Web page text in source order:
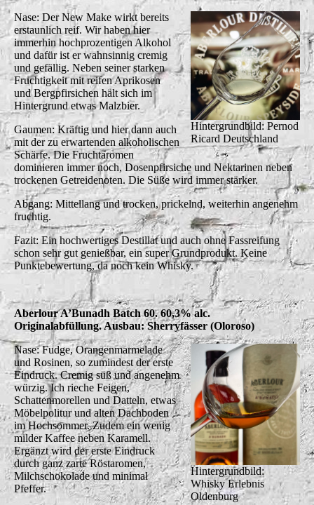
Hintergrundbild: Pernod
Ricard Deutschland
Nase: Der New Make wirkt bereits
erstaunlich reif. Wir haben hier
immerhin hochprozentigen Alkohol
und dafür ist er wahnsinnig cremig
und gefällig. Neben seiner starken
Fruchtigkeit mit reifen Aprikosen
und Bergpfirsichen hält sich im
Hintergrund etwas Malzbier.
Gaumen: Kräftig und hier dann auch
mit der zu erwartenden alkoholischen
Schärfe. Die Fruchtaromen
dominieren immer noch, Dosenpfirsiche und Nektarinen neben
trockenen Getreidenoten. Die Süße wird immer stärker.
Abgang: Mittellang und trocken, prickelnd, weiterhin angenehm
fruchtig.
Fazit: Ein hochwertiges Destillat und auch ohne Fassreifung
schon sehr gut genießbar, ein super Grundprodukt. Keine
Punktebewertung, da noch kein Whisky.
Aberlour A’Bunadh Batch 60. 60,3% alc.
Originalabfüllung. Ausbau: Sherryfässer (Oloroso)
Hintergrundbild:
Whisky Erlebnis
Oldenburg
Nase: Fudge, Orangenmarmelade
und Rosinen, so zumindest der erste
Eindruck. Cremig süß und angenehm
würzig. Ich rieche Feigen,
Schattenmorellen und Datteln, etwas
Möbelpolitur und alten Dachboden
im Hochsommer. Zudem ein wenig
milder Kaffee neben Karamell.
Ergänzt wird der erste Eindruck
durch ganz zarte Röstaromen,
Milchschokolade und minimal
Pfeffer.